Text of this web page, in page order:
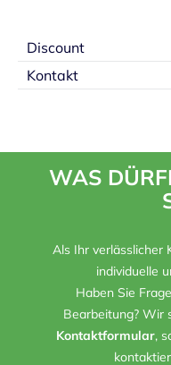
Discount
Kontakt
WAS
Als Ihr
individuelle
Haben Sie
Bearbeitung? Wir
Kontaktformular,